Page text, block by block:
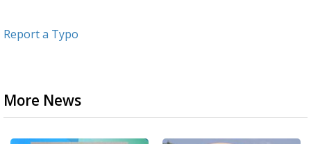
Report a Typo
More News